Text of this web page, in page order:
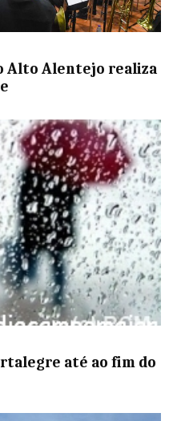
Alto Alentejo realiza
até ao fim do